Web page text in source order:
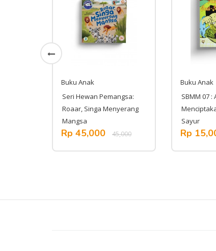
Buku Anak
Seri Hewan Pemangsa:
Roaar, Singa Menyerang
Mangsa
Rp 45,000 45,000
Buku Anak
SBMM 07 :
Sayur
Rp